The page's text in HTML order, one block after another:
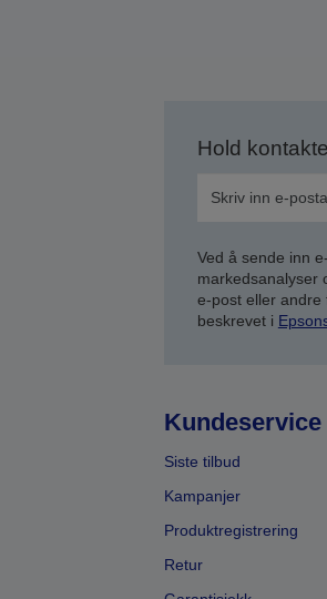
Hold
Ved å sende inn
markedsanalyser
e-post eller andre
beskrevet i
Kundeservice
Siste tilbud
Kampanjer
Produktregistrering
Retur